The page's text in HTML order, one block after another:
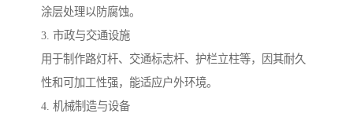
涂层处理以防腐蚀。
3. 市政与交通设施
用于制作路灯杆、交通标志杆、护栏立柱等，因其耐久
性和可加工性强，能适应户外环境。
4. 机械制造与设备